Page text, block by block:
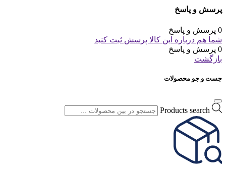
پرسش و پاسخ
0 پرسش و پاسخ
شما هم درباره این کالا پرسش ثبت کنید
0 پرسش و پاسخ
بازگشت
جست و جو محصولات
Products search